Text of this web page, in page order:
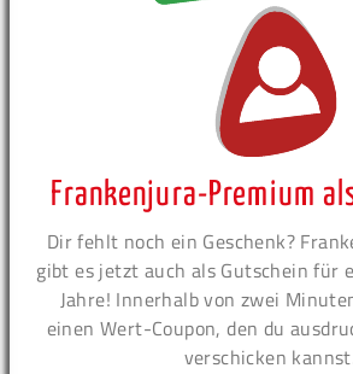
Frankenjura-Premium
Dir fehlt noch ein Geschenk?
gibt es jetzt auch als Gutschein für
Jahre! Innerhalb von zwei
einen Wert-Coupon, den du
verschicken